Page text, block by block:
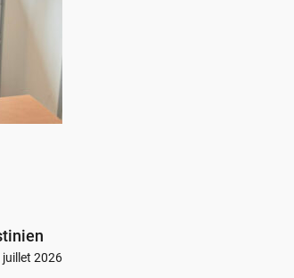
juillet 2026